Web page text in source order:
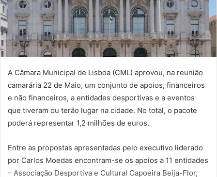
A Câmara Municipal de Lisboa (CML) aprovou, na reunião
camarária 22 de Maio, um conjunto de apoios, financeiros
e não financeiros, a entidades desportivas e a eventos
que tiveram ou terão lugar na cidade. No total, o pacote
poderá representar 1,2 milhões de euros.
Entre as propostas apresentadas pelo executivo liderado
por Carlos Moedas encontram-se os apoios a 11 entidades
– Associação Desportiva e Cultural Capoeira Beija-Flor,